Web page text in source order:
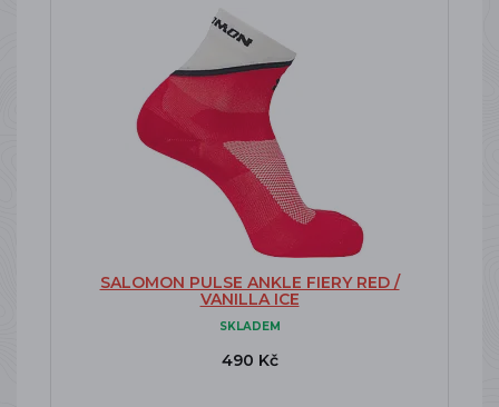
SALOMON PULSE ANKLE FIERY RED /
VANILLA ICE
SKLADEM
490 Kč